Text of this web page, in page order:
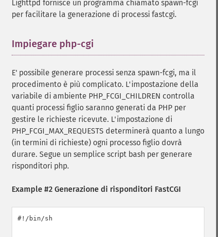
Lighttpd fornisce un programma chiamato spawn-fcgi
per facilitare la generazione di processi fastcgi.
Impiegare php-cgi
E' possibile generare processi senza spawn-fcgi, ma il
procedimento è più complicato. L'impostazione della
variabile di ambiente PHP_FCGI_CHILDREN controlla
quanti processi figlio saranno generati da PHP per
gestire le richieste ricevute. L'impostazione di
PHP_FCGI_MAX_REQUESTS determinerà quanto a lungo
(in termini di richieste) ogni processo figlio dovrà
durare. Segue un semplice script bash per generare
risponditori php.
Example #2 Generazione di risponditori FastCGI
#!/bin/sh